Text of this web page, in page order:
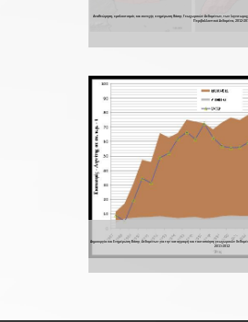
Αναθεώρηση, εμπλουτισμός και συνεχής ενημέρωση Βάσης Γεωχωρικών Δεδομένων, των
Περιβαλλοντικά Δεδομένα, 2012-
Δημιουργία και Ενημέρωση Βάσης Δεδομένων για την καταγραφή και ταυτοποίηση γεωχωρικών
2011-2012